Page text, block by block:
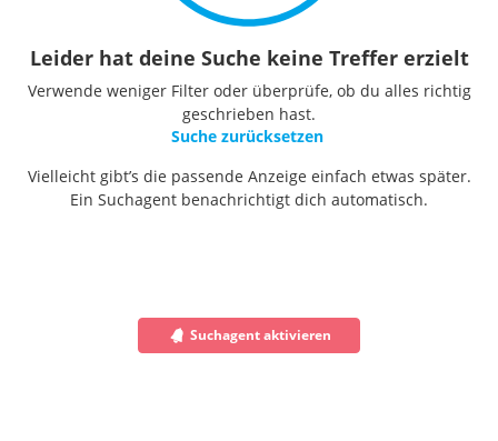
Leider hat deine Suche keine Treffer erzielt
Verwende weniger Filter oder überprüfe, ob du alles richtig
geschrieben hast.
Suche zurücksetzen
Vielleicht gibt’s die passende Anzeige einfach etwas später.
Ein Suchagent benachrichtigt dich automatisch.
Suchagent aktivieren